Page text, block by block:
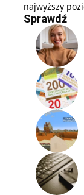
najwyższy
Sprawdź